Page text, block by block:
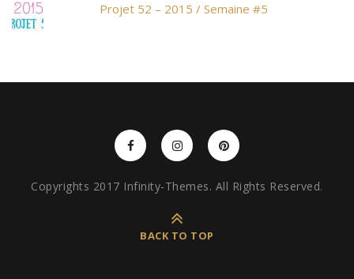
Projet 52 – 2015 / Semaine #5
Copyrights 2017 Infinity-Themes. All Rights Reserved.
BACK TO TOP